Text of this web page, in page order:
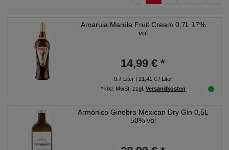
Amarula Marula Fruit Cream 0,7L 17%
vol
14,99 € *
0.7Liter| 21,41 € / Liter
* inkl. MwSt. zzgl. Versandkosten
Armónico Ginebra Mexican Dry Gin 0,5L
50% vol